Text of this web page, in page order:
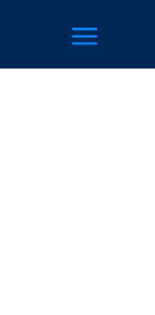
a